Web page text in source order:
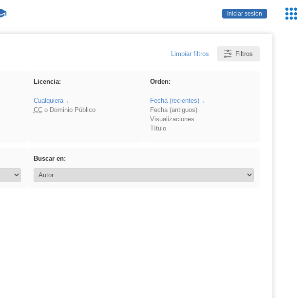
Iniciar sesión
Limpiar filtros Filtros
Licencia:
Cualquiera
CCo Dominio Público
Orden:
Fecha (recientes)
Fecha (antiguos)
Visualizaciones
Título
Buscar en: